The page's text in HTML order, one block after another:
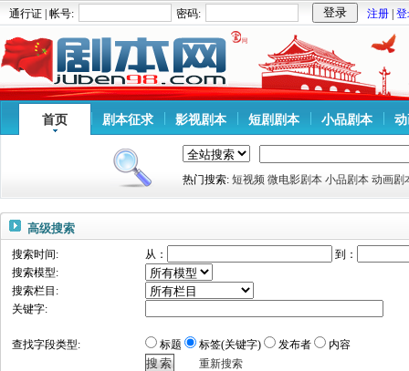
通行证 | 帐号: 密码: 注册
首页 剧本征求 影视剧本 短剧剧本 小品剧本
热门搜索: 短视频 微电影剧本 小品剧本 动画剧
高级搜索
搜索时间: 从：
到：
搜索模型:
搜索栏目:
关键字:
查找字段类型: 标题 标签(关键字) 发布者
内容
重新搜索